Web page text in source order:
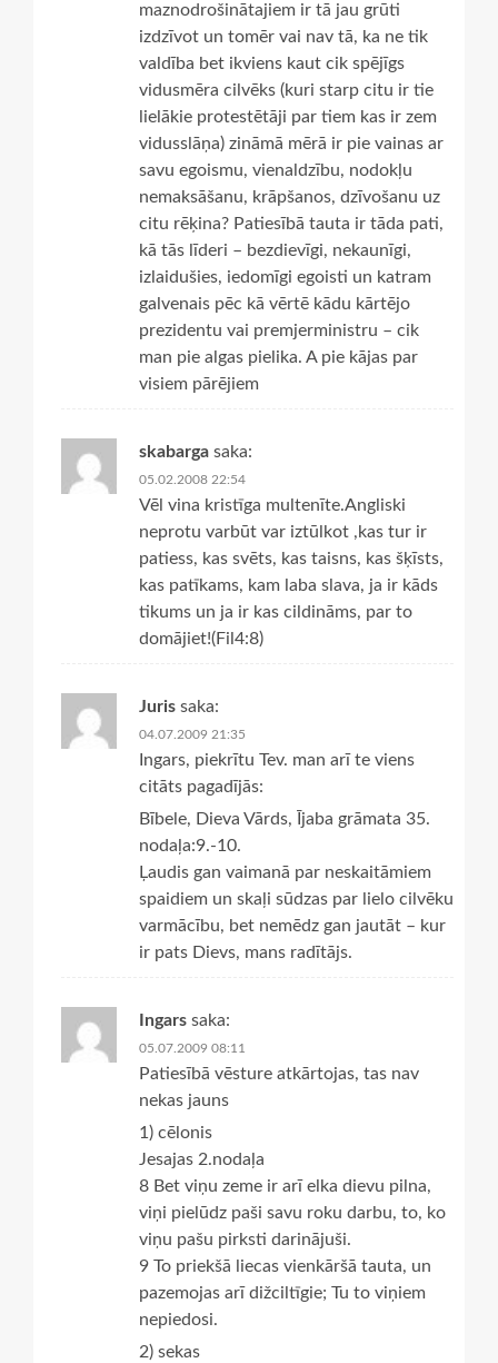
maznodrošinātajiem ir tā jau grūti
izdzīvot un tomēr vai nav tā, ka ne tik
valdība bet ikviens kaut cik spējīgs
vidusmēra cilvēks (kuri starp citu ir tie
lielākie protestētāji par tiem kas ir zem
vidusslāņa) zināmā mērā ir pie vainas ar
savu egoismu, vienaldzību, nodokļu
nemaksāšanu, krāpšanos, dzīvošanu uz
citu rēķina? Patiesībā tauta ir tāda pati,
kā tās līderi – bezdievīgi, nekaunīgi,
izlaidušies, iedomīgi egoisti un katram
galvenais pēc kā vērtē kādu kārtējo
prezidentu vai premjerministru – cik
man pie algas pielika. A pie kājas par
visiem pārējiem
skabarga saka:
05.02.2008 22:54
Vēl vina kristīga multenīte.Angliski
neprotu varbūt var iztūlkot ,kas tur ir
patiess, kas svēts, kas taisns, kas šķīsts,
kas patīkams, kam laba slava, ja ir kāds
tikums un ja ir kas cildināms, par to
domājiet!(Fil4:8)
Juris saka:
04.07.2009 21:35
Ingars, piekrītu Tev. man arī te viens
citāts pagadījās:
Bībele, Dieva Vārds, Ījaba grāmata 35.
nodaļa:9.-10.
Ļaudis gan vaimanā par neskaitāmiem
spaidiem un skaļi sūdzas par lielo cilvēku
varmācību, bet nemēdz gan jautāt – kur
ir pats Dievs, mans radītājs.
Ingars saka:
05.07.2009 08:11
Patiesībā vēsture atkārtojas, tas nav
nekas jauns
1) cēlonis
Jesajas 2.nodaļa
8 Bet viņu zeme ir arī elka dievu pilna,
viņi pielūdz paši savu roku darbu, to, ko
viņu pašu pirksti darinājuši.
9 To priekšā liecas vienkāršā tauta, un
pazemojas arī dižciltīgie; Tu to viņiem
nepiedosi.
2) sekas